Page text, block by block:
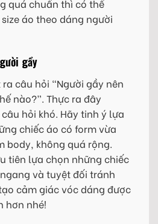
quá chuẩn thì có thể
áo theo dáng người
gầy
câu hỏi “Người gầy nên
nào?”. Thực ra đây
hỏi khó. Hãy tinh ý lựa
chiếc áo có form vừa
body, không quá rộng.
tiên lựa chọn những chiếc
và tuyệt đối tránh
cảm giác vóc dáng được
hơn nhé!